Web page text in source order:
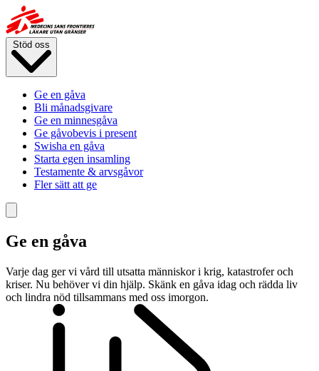
Hoppa
till
huvudinnehåll
Stöd oss
Ge en gåva
Bli månadsgivare
Ge en minnesgåva
Ge gåvobevis i present
Swisha en gåva
Starta egen insamling
Testamente & arvsgåvor
Fler sätt att ge
Ge en gåva
Varje dag ger vi vård till utsatta människor i krig, katastrofer och
kriser. Nu behöver vi din hjälp. Skänk en gåva idag och rädda liv
och lindra nöd tillsammans med oss imorgon.